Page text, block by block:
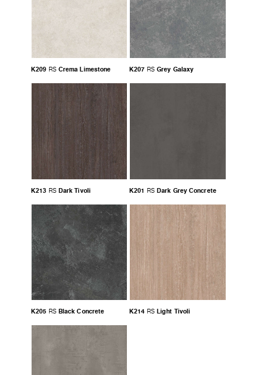
K209 RS Crema Limestone K207 RS Grey Galaxy
K213 RS Dark Tivoli K201 RS Dark Grey Concrete
K205 RS Black Concrete K214 RS Light Tivoli